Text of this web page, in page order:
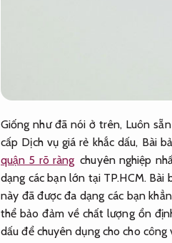
Giống như đã nói ở trên, Luôn
cấp Dịch vụ giá rẻ khắc dấu, Bài
quận 5 rõ ràng chuyên nghiệp
dạng các bạn lớn tại TP.HCM. Bài
này đã được đa dạng các bạn
thể bảo đảm về chất lượng ổn
dấu để chuyên dụng cho cho